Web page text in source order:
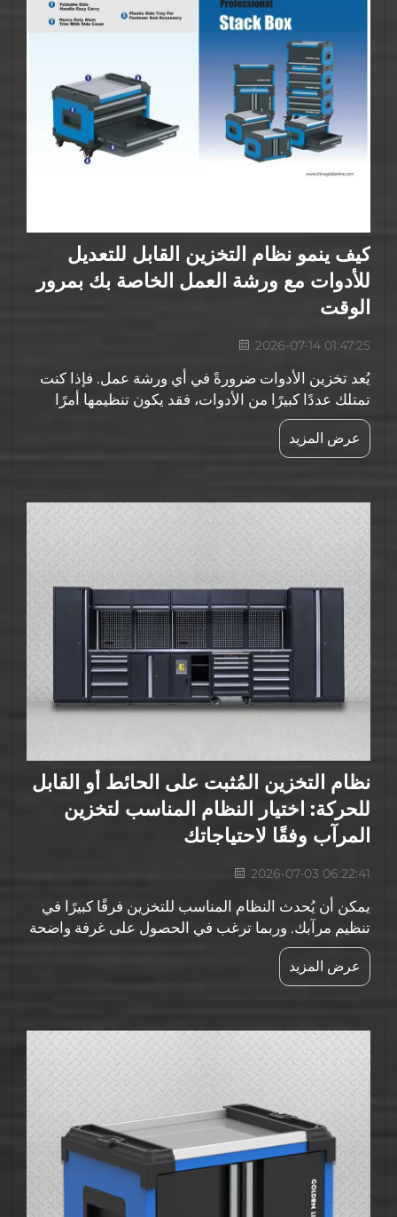
كيف ينمو نظام التخزين القابل للتعديل
للأدوات مع ورشة العمل الخاصة بك بمرور
الوقت
2026-07-14 01:47:25
يُعد تخزين الأدوات ضرورةً في أي ورشة عمل. فإذا كنت
تمتلك عددًا كبيرًا من الأدوات، فقد يكون تنظيمها أمرًا
صعبًا. وقد يكون النظام القابل للتعديل لتنظيم الأدوات هو
وذكيًّا لتخزين الأدوات يتطور...
عرض المزيد
نظام التخزين المُثبت على الحائط أو القابل
للحركة: اختيار النظام المناسب لتخزين
المرآب وفقًا لاحتياجاتك
2026-07-03 06:22:41
يمكن أن يُحدث النظام المناسب للتخزين فرقًا كبيرًا في
تنظيم مرآبك. وربما ترغب في الحصول على غرفة واضحة
ومرتبة يمكنك من خلالها العثور فورًا على أدواتك أو
معداتك الرياضية أو إكسسوارات الحديقة. ومن أكثر
الأنظمة انتشارًا...
عرض المزيد